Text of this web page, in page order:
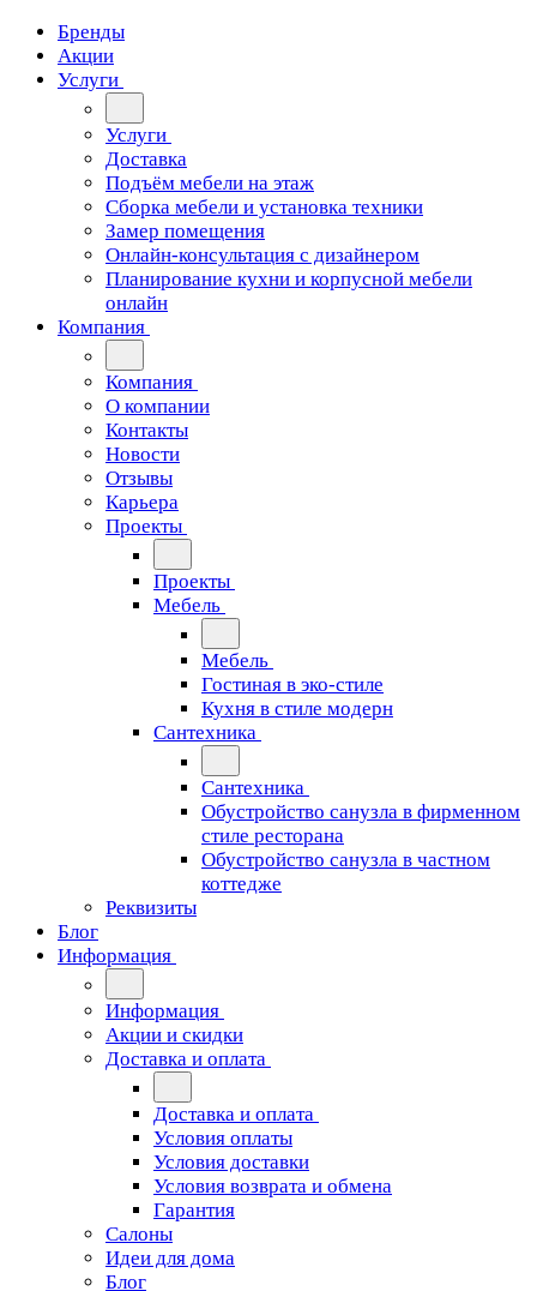
Бренды
Акции
Услуги
Услуги
Доставка
Подъём мебели на этаж
Сборка мебели и установка техники
Замер помещения
Онлайн-консультация с дизайнером
Планирование кухни и корпусной мебели
онлайн
Компания
Компания
О компании
Контакты
Новости
Отзывы
Карьера
Проекты
Проекты
Мебель
Мебель
Гостиная в эко-стиле
Кухня в стиле модерн
Сантехника
Сантехника
Обустройство санузла в фирменном
стиле ресторана
Обустройство санузла в частном
коттедже
Реквизиты
Блог
Информация
Информация
Акции и скидки
Доставка и оплата
Доставка и оплата
Условия оплаты
Условия доставки
Условия возврата и обмена
Гарантия
Салоны
Идеи для дома
Блог